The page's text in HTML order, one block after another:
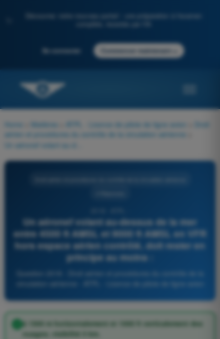
Découvrez notre nouveau portail : une préparation à l'examen
Se connecter Commencer maintenant
Home Matières ATPL - Licence de pilote de ligne avion
Droit
aérien et procédures du contrôle de la circulation aérienne
Un aéronef volant au-dessus de la mer
entre 4500 ft AMSL et 9000 ft AMSL en VFR
hors espace aérien contrôlé, doit rester en
principe au moins :
à 1500 m horizontalement et 1000 ft verticalement des
nuages; visibilité 5 km.